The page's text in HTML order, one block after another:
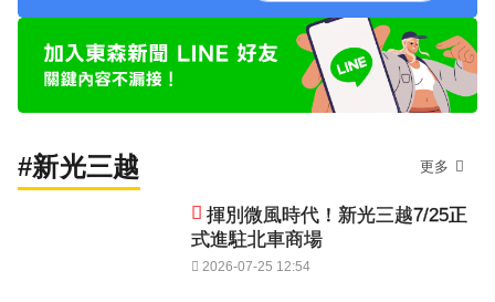
#新光三越 更多
揮別微風時代！新光三越7/25正
式進駐北車商場
2026-07-25 12:54